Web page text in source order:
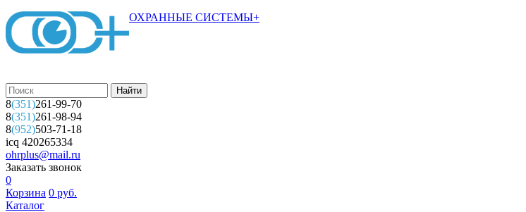
ОХРАННЫЕ СИСТЕМЫ+
8(351)261-99-70
8(351)261-98-94
8(952)503-71-18
icq 420265334
ohrplus@mail.ru
Заказать звонок
0
Корзина 0 руб.
Каталог